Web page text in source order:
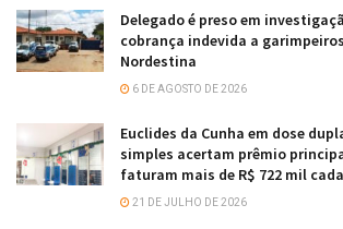
Delegado é preso em
cobrança indevida a
Nordestina
6 DE AGOSTO DE 2026
Euclides da Cunha em dose
simples acertam prêmio
faturam mais de R$ 722 mil cada
21 DE JULHO DE 2026